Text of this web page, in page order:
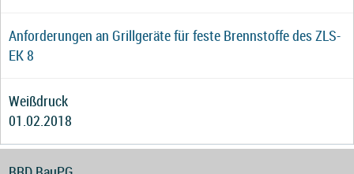
Anforderungen an Grillgeräte für feste Brennstoffe des ZLS-
EK 8
Weißdruck
01.02.2018